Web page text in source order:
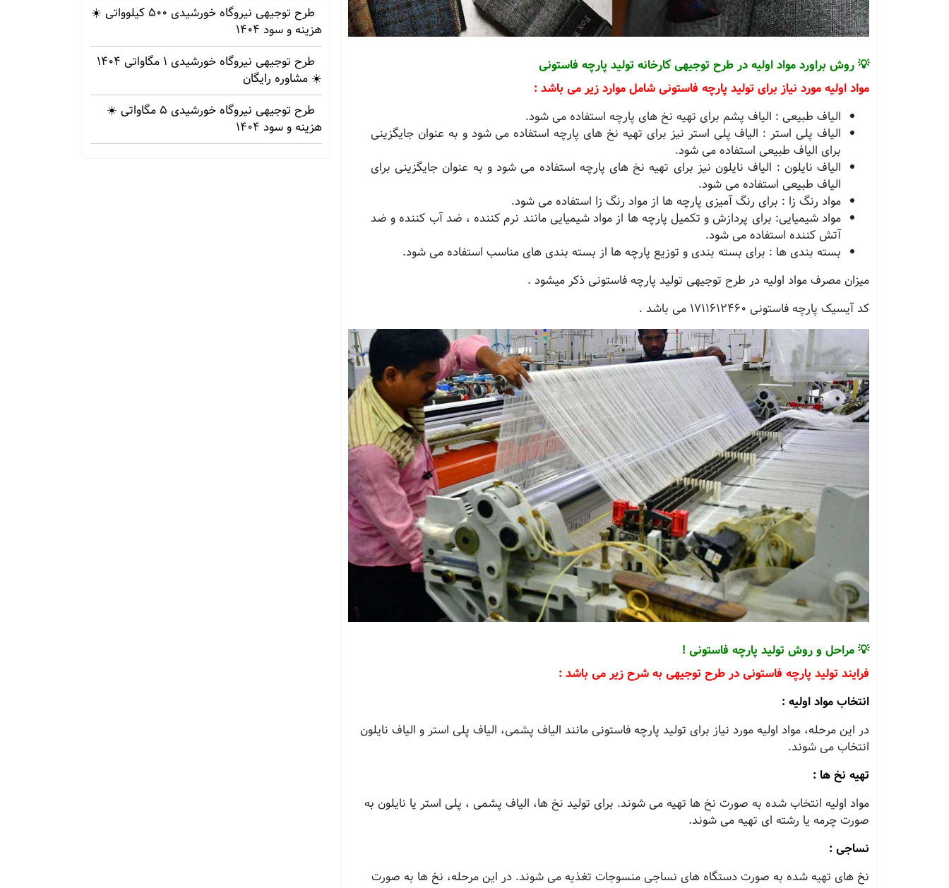
💡 روش براورد مواد اولیه در طرح توجیهی کارخانه تولید پارچه فاستونی
مواد اولیه مورد نیاز برای تولید پارچه فاستونی شامل موارد زیر می باشد :
الیاف طبیعی : الیاف پشم برای تهیه نخ‌ های پارچه استفاده می‌ شود.
الیاف پلی استر : الیاف پلی استر نیز برای تهیه نخ‌ های پارچه استفاده می‌ شود و به عنوان جایگزینی
برای الیاف طبیعی استفاده می‌ شود.
الیاف نایلون : الیاف نایلون نیز برای تهیه نخ‌ های پارچه استفاده می‌ شود و به عنوان جایگزینی برای
الیاف طبیعی استفاده می‌ شود.
مواد رنگ زا : برای رنگ‌ آمیزی پارچه‌ ها از مواد رنگ زا استفاده می‌ شود.
مواد شیمیایی: برای پردازش و تکمیل پارچه‌ ها از مواد شیمیایی مانند نرم‌ کننده‌ ، ضد آب کننده‌ و ضد
آتش کننده‌ استفاده می‌ شود.
بسته‌ بندی‌ ها : برای بسته‌ بندی و توزیع پارچه‌ ها از بسته‌ بندی‌ های مناسب استفاده می‌ شود.
میزان مصرف مواد اولیه در طرح توجیهی تولید پارچه فاستونی ذکر میشود .
کد آیسیک پارچه فاستونی 1711612460 می باشد .
💡 مراحل و روش تولید پارچه فاستونی !
فرایند تولید پارچه فاستونی در طرح توجیهی به شرح زیر می باشد :
انتخاب مواد اولیه :
در این مرحله، مواد اولیه مورد نیاز برای تولید پارچه فاستونی مانند الیاف پشمی، الیاف پلی استر و الیاف نایلون
انتخاب می‌ شوند.
تهیه نخ‌ ها :
مواد اولیه انتخاب شده به صورت نخ‌ ها تهیه می‌ شوند. برای تولید نخ‌ ها، الیاف پشمی ، پلی استر یا نایلون به
صورت چرمه یا رشته‌ ای تهیه می‌ شوند.
نساجی :
نخ‌ های تهیه شده به صورت دستگاه‌ های نساجی منسوجات تغذیه می‌ شوند. در این مرحله، نخ‌ ها به صورت
طرح توجیهی نیروگاه خورشیدی 500 کیلوواتی ☀️
هزینه‌ و سود 1404
طرح توجیهی نیروگاه خورشیدی 1 مگاواتی 1404
☀️ مشاوره رایگان
طرح توجیهی نیروگاه خورشیدی 5 مگاواتی ☀️
هزینه‌ و سود 1404